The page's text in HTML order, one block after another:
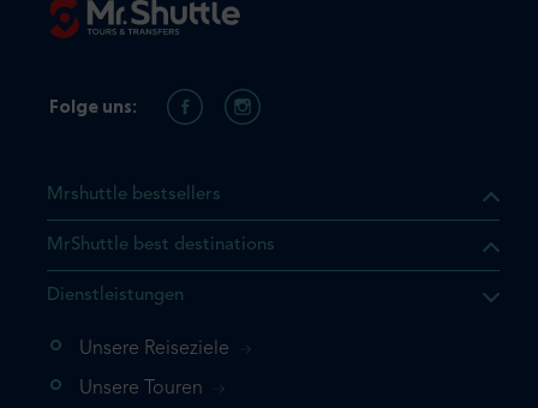
Mrshuttle bestsellers
MrShuttle best destinations
Dienstleistungen
Unsere Reiseziele
Unsere Touren
Folge uns: